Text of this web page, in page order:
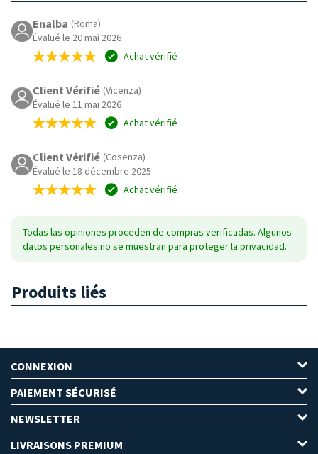
Enalba (Roma)
Évalué le 20 mai 2026
Achat vérifié
Client Vérifié (Vicenza)
Évalué le 11 mai 2026
Achat vérifié
Client Vérifié (Cosenza)
Évalué le 18 décembre 2025
Achat vérifié
Todas las opiniones proceden de compras verificadas. Algunos
datos personales no se muestran para proteger la privacidad.
Produits liés
CONNEXION
PAIEMENT SÉCURISÉ
NEWSLETTER
LIVRAISONS PREMIUM